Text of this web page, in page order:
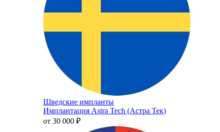
Шведские импланты
Имплантация Astra Tech (Астра Тек)
от 30 000 ₽